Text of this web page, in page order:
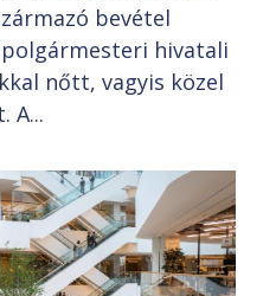
bevétel
hivatali
nőtt, vagyis közel
A...